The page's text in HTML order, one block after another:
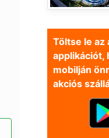
Töltse le az
applikációt,
mobilján
akciós